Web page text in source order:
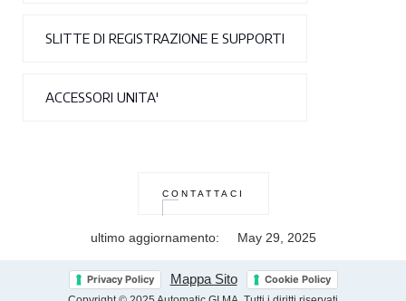
SLITTE DI REGISTRAZIONE E SUPPORTI
ACCESSORI UNITA'
CONTATTACI
ultimo aggiornamento: May 29, 2025
Privacy Policy Mappa Sito
Cookie Policy